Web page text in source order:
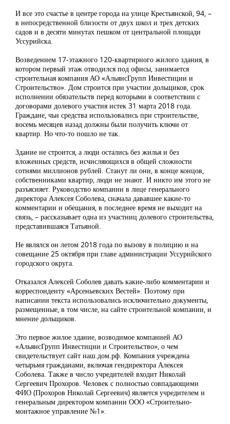
И все это счастье в центре города на улице Крестьянской, 94, –
в непосредственной близости от двух школ и трех детских
садов и в десяти минутах пешком от центральной площади
Уссурийска.
Возведением 17-этажного 120-квартирного жилого здания, в
котором первый этаж отводился под офисы, занимается
строительная компания АО «АльянсГрупп Инвестиции и
Строительство». Дом строится при участии дольщиков, срок
исполнении обязательств перед которыми в соответствии с
договорами долевого участия истек 31 марта 2018 года.
Граждане, чьи средства использовались при строительстве,
восемь месяцев назад должны были получить ключи от
квартир. Но что-то пошло не так.
Здание не строится, а люди остались без жилья и без
вложенных средств, исчисляющихся в общей сложности
сотнями миллионов рублей. Станут ли они, в конце концов,
собственниками квартир, люди не знают. И никто им этого не
разъясняет. Руководство компании в лице генерального
директора Алексея Соболева, сначала дававшее какие-то
комментарии и обещания, в последнее время не выходит на
связь, – рассказывает одна из участниц долевого строительства,
представившаяся Татьяной.
Не являлся он летом 2018 года по вызову в полицию и на
совещание 25 октября при главе администрации Уссурийского
городского округа.
Отказался Алексей Соболев давать какие-либо комментарии и
корреспонденту «Арсеньевских Вестей». Поэтому при
написании текста использовались исключительно документы,
размещенные, в том числе, на сайте строительной компании, и
мнение дольщиков.
Это первое жилое здание, возводимое компанией АО
«АльянсГрупп Инвестиции и Строительство», о чем
свидетельствует сайт наш.дом.рф. Компания учреждена
четырьмя гражданами, включая гендиректора Алексея
Соболева. Также в число учредителей входит Николай
Сергеевич Прохоров. Человек с полностью совпадающими
ФИО (Прохоров Николай Сергеевич) является учредителем и
генеральным директором компании ООО «Строительно-
монтажное управление №1».